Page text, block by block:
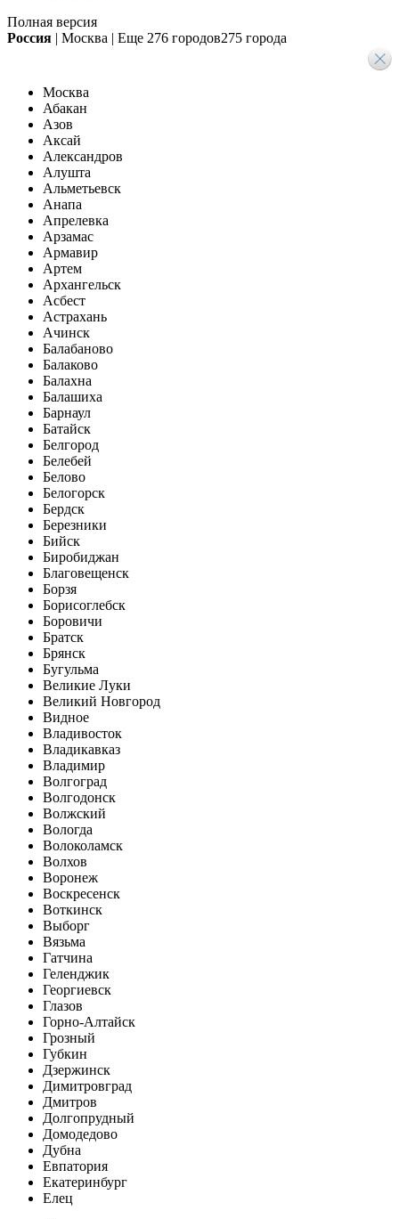
Полная версия
Россия | Москва | Еще 276 городов275 города
Москва
Абакан
Азов
Аксай
Александров
Алушта
Альметьевск
Анапа
Апрелевка
Арзамас
Армавир
Артем
Архангельск
Асбест
Астрахань
Ачинск
Балабаново
Балаково
Балахна
Балашиха
Барнаул
Батайск
Белгород
Белебей
Белово
Белогорск
Бердск
Березники
Бийск
Биробиджан
Благовещенск
Борзя
Борисоглебск
Боровичи
Братск
Брянск
Бугульма
Великие Луки
Великий Новгород
Видное
Владивосток
Владикавказ
Владимир
Волгоград
Волгодонск
Волжский
Вологда
Волоколамск
Волхов
Воронеж
Воскресенск
Воткинск
Выборг
Вязьма
Гатчина
Геленджик
Георгиевск
Глазов
Горно-Алтайск
Грозный
Губкин
Дзержинск
Димитровград
Дмитров
Долгопрудный
Домодедово
Дубна
Евпатория
Екатеринбург
Елец